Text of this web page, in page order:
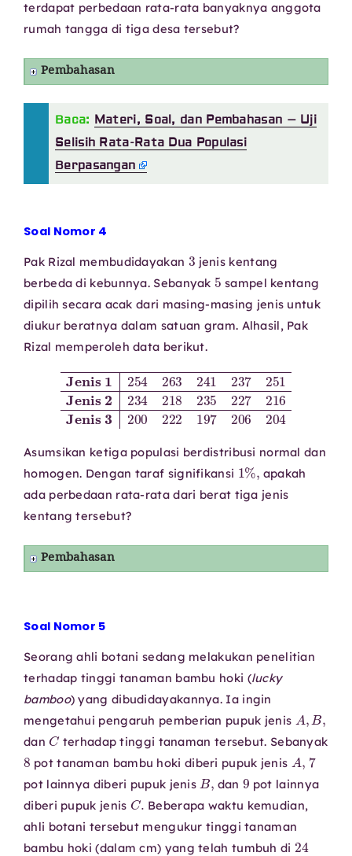
terdapat perbedaan rata-rata banyaknya anggota
rumah tangga di tiga desa tersebut?
Pembahasan
Baca: Materi, Soal, dan Pembahasan – Uji
Selisih Rata-Rata Dua Populasi
Berpasangan
Soal Nomor 4
Pak Rizal membudidayakan
3
jenis kentang
berbeda di kebunnya. Sebanyak
5
sampel kentang
dipilih secara acak dari masing-masing jenis untuk
diukur beratnya dalam satuan gram. Alhasil, Pak
Rizal memperoleh data berikut.
Jenis 1254263241237251
218235227216Jenis 3200222197206
Asumsikan ketiga populasi berdistribusi normal dan
homogen. Dengan taraf signifikansi
1%
apakah
ada perbedaan rata-rata dari berat tiga jenis
kentang tersebut?
Pembahasan
Soal Nomor 5
Seorang ahli botani sedang melakukan penelitian
terhadap tinggi tanaman bambu hoki (lucky
bamboo) yang dibudidayakannya. Ia ingin
mengetahui pengaruh pemberian pupuk jenis
A B,
dan
C
terhadap tinggi tanaman tersebut. Sebanyak
8
pot tanaman bambu hoki diberi pupuk jenis
A 7
pot lainnya diberi pupuk jenis
B,
dan
9
pot lainnya
diberi pupuk jenis
C.
Beberapa waktu kemudian,
ahli botani tersebut mengukur tinggi tanaman
bambu hoki (dalam cm) yang telah tumbuh di
24